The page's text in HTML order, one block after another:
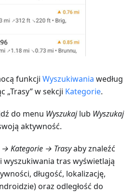
funkcji Wyszukiwania według
„Trasy” w sekcji Kategorie.
do menu Wyszukajlub Wyszukaj
aktywność.
→ Kategorie → Trasyaby znaleźć
wyszukiwania tras wyświetlają
długość, lokalizację,
oraz odległość do